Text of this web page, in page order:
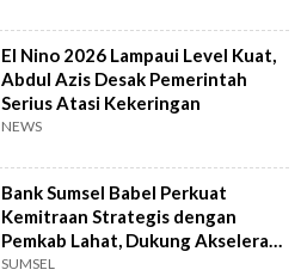
El Nino 2026 Lampaui Level Kuat,
Abdul Azis Desak Pemerintah
Serius Atasi Kekeringan
NEWS
Bank Sumsel Babel Perkuat
Kemitraan Strategis dengan
Pemkab Lahat, Dukung Akselerasi
Ekonomi Daerah
SUMSEL